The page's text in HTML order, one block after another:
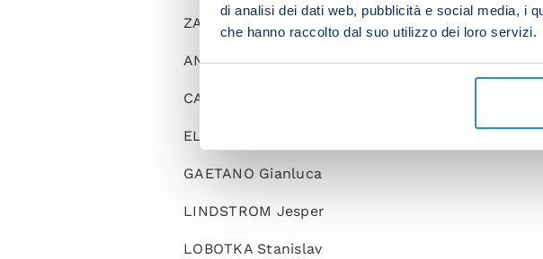
di analisi dei dati web, pubblicità e social media, i
che hanno raccolto dal suo utilizzo dei loro servizi.
ZANOLI Alessandro
ANGUISSA Frank
CAJUSTE Jens
ELMAS Elif
GAETANO Gianluca
LINDSTROM Jesper
LOBOTKA Stanislav